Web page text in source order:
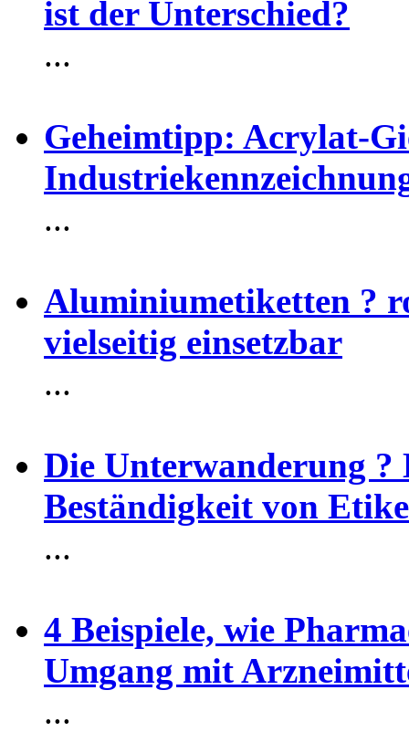
ist der Unterschied?
...
Geheimtipp: Acrylat-
...
Aluminiumetiketten ?
vielseitig einsetzbar
...
Die Unterwanderung
Beständigkeit von
...
4 Beispiele, wie
Umgang mit
...